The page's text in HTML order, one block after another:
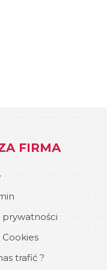
FIRMA
prywatności
trafić ?